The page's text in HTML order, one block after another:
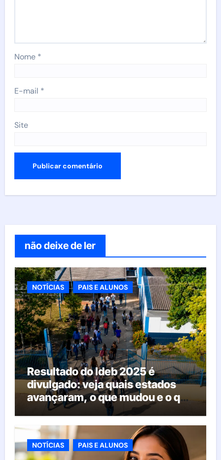
Nome *
E-mail *
Site
não deixe de ler
NOTÍCIAS PAIS E ALUNOS
Resultado do Ideb 2025 é
divulgado: veja quais estados
avançaram, o que mudou e o que
esperar da educação brasileira
NOTÍCIAS PAIS E ALUNOS